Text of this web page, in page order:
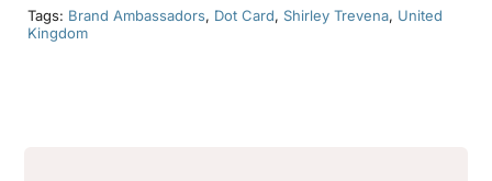
Tags: Brand Ambassadors, Dot Card, Shirley Trevena, United
Kingdom